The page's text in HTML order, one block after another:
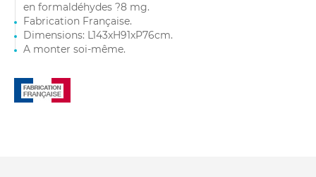
en formaldéhydes ?8 mg.
Fabrication Française.
Dimensions: L143xH91xP76cm.
A monter soi-même.